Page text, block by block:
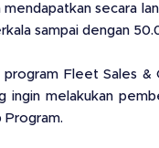
secara
sampai dengan
program Fleet Sales
ingin melakukan
Program.